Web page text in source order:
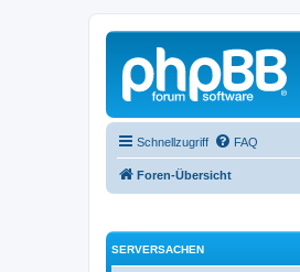
Schnellzugriff FAQ
Foren-Übersicht
SERVERSACHEN